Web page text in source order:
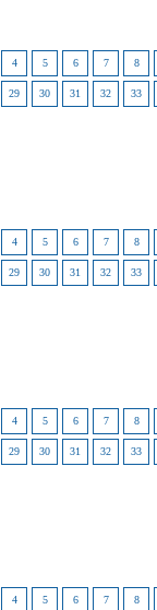
4 5 6 7 8
29 30 31 32 33
4 5 6 7 8
29 30 31 32 33
4 5 6 7 8
29 30 31 32 33
4 5 6 7 8